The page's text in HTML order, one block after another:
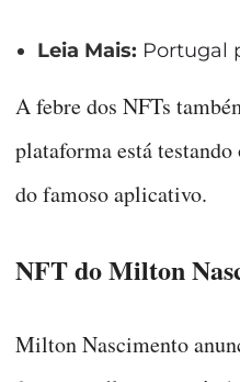
Leia Mais: Portugal
A febre dos NFTs
plataforma está
do famoso aplicativo.
NFT do Milton
Milton Nascimento